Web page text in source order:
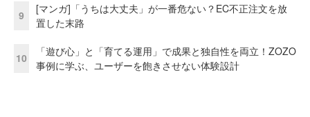
9
[マンガ]「うちは大丈夫」が一番危ない？EC不正注文を放
置した末路
10
「遊び心」と「育てる運用」で成果と独自性を両立！ZOZO
事例に学ぶ、ユーザーを飽きさせない体験設計